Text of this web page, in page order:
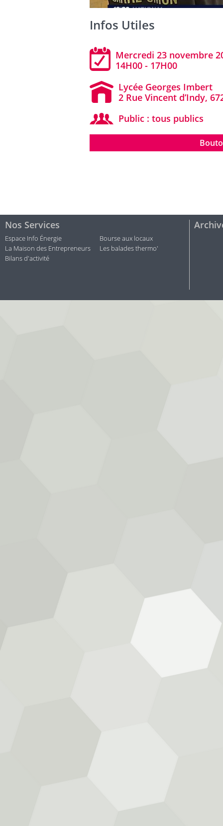
Infos Utiles
Mercredi 23 novembre
14H00 - 17H00
Lycée Georges Imbert
2 Rue Vincent d’Indy,
Public : tous publics
Nos Services
Espace Info Énergie
Bourse aux locaux
La Maison des Entrepreneurs
Les balades thermo'
Bilans d'activité